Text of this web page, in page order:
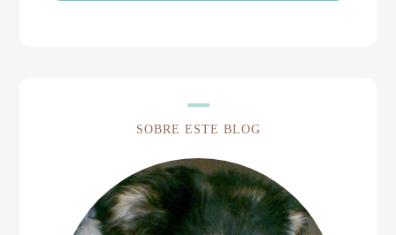
SOBRE ESTE BLOG